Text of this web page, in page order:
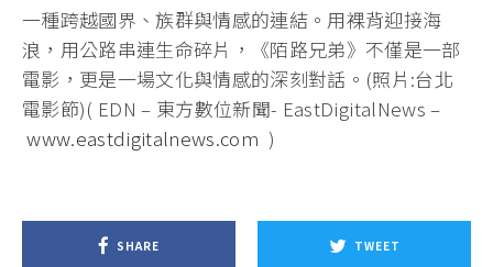
一種跨越國界、族群與情感的連結。用裸背迎接海
浪，用公路串連生命碎片，《陌路兄弟》不僅是一部
電影，更是一場文化與情感的深刻對話。(照片:台北
電影節)( EDN – 東方數位新聞- EastDigitalNews –
www.eastdigitalnews.com )
SHARE TWEET